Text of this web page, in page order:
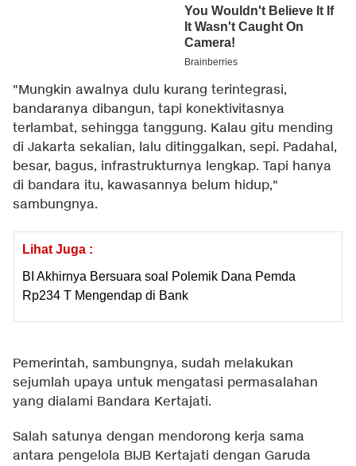
"Mungkin awalnya dulu kurang terintegrasi,
bandaranya dibangun, tapi konektivitasnya
terlambat, sehingga tanggung. Kalau gitu mending
di Jakarta sekalian, lalu ditinggalkan, sepi. Padahal,
besar, bagus, infrastrukturnya lengkap. Tapi hanya
di bandara itu, kawasannya belum hidup,"
sambungnya.
Lihat Juga :
BI Akhirnya Bersuara soal Polemik Dana Pemda
Rp234 T Mengendap di Bank
Pemerintah, sambungnya, sudah melakukan
sejumlah upaya untuk mengatasi permasalahan
yang dialami Bandara Kertajati.
Salah satunya dengan mendorong kerja sama
antara pengelola BIJB Kertajati dengan Garuda